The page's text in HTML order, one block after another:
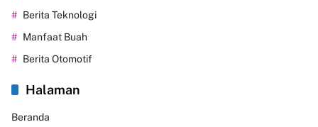
Berita Teknologi
Manfaat Buah
Berita Otomotif
Halaman
Beranda